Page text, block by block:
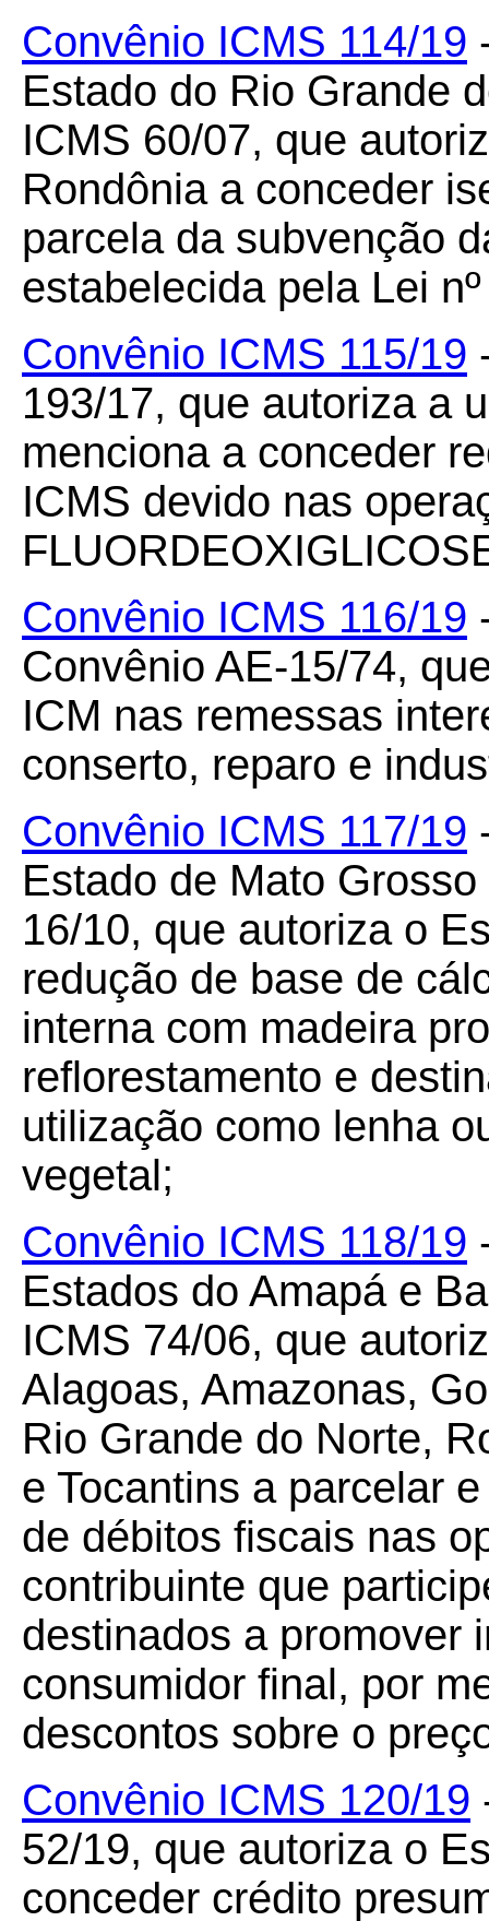
Convênio ICMS 114/19
Estado do Rio Grande
ICMS 60/07, que
Rondônia a conceder
parcela da subvenção
estabelecida pela Lei
Convênio ICMS 115/19
193/17, que autoriza a
menciona a conceder
ICMS devido nas
Convênio ICMS 116/19
Convênio AE-15/74,
ICM nas remessas
conserto, reparo e
Convênio ICMS 117/19
Estado de Mato
16/10, que autoriza o
redução de base de
interna com madeira
reflorestamento e
utilização como lenha
vegetal;
Convênio ICMS 118/19
Estados do Amapá e
ICMS 74/06, que
Alagoas, Amazonas,
Rio Grande do Norte,
e Tocantins a parcelar
de débitos fiscais nas
contribuinte que
destinados a promover
consumidor final, por
descontos sobre o
Convênio ICMS 120/19
52/19, que autoriza o
conceder crédito